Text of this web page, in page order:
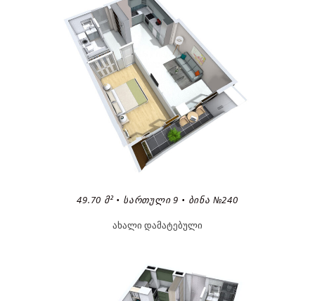
49.70 Მ² • ᲡᲐᲠᲗᲣᲚᲘ 9 • ᲑᲘᲜᲐ №240
ახალი დამატებული